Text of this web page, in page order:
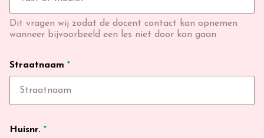
Dit vragen wij zodat de docent contact kan opnemen
wanneer bijvoorbeeld een les niet door kan gaan
Straatnaam *
Huisnr. *